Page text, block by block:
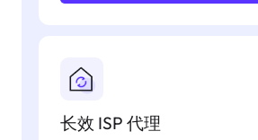
长效 ISP 代理